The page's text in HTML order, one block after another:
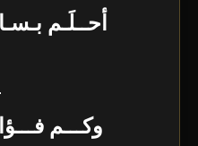
أحــلَـم
وكـــم